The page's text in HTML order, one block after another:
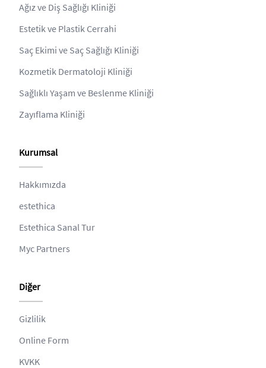
Ağız ve Diş Sağlığı Kliniği
Estetik ve Plastik Cerrahi
Saç Ekimi ve Saç Sağlığı Kliniği
Kozmetik Dermatoloji Kliniği
Sağlıklı Yaşam ve Beslenme Kliniği
Zayıflama Kliniği
Kurumsal
Hakkımızda
estethica
Estethica Sanal Tur
Myc Partners
Diğer
Gizlilik
Online Form
KVKK